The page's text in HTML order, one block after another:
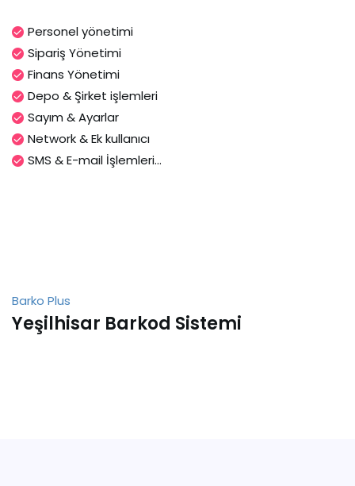
Personel yönetimi
Sipariş Yönetimi
Finans Yönetimi
Depo & Şirket işlemleri
Sayım & Ayarlar
Network & Ek kullanıcı
SMS & E-mail İşlemleri...
Barko Plus
Yeşilhisar Barkod Sistemi